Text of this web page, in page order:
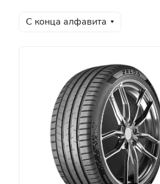
С конца алфавита